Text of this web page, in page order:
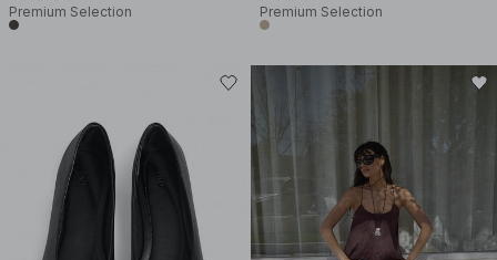
Premium Selection
Premium Selection